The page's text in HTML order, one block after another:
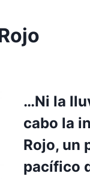
…Ni la
cabo la
Rojo, un
pacífico